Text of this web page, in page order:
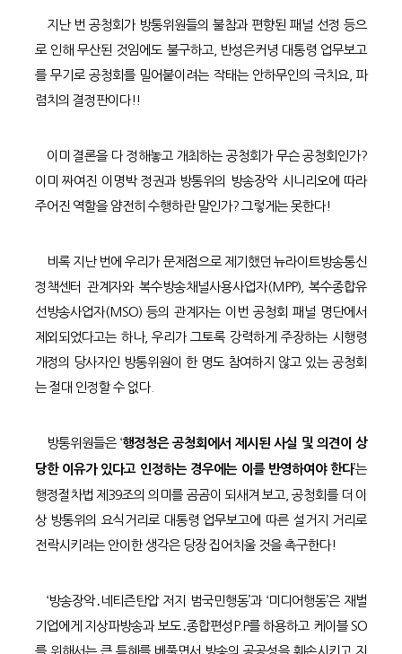
지난 번 공청회가 방통위원들의 불참과 편향된 패널 선정 등으
로 인해 무산된 것임에도 불구하고, 반성은커녕 대통령 업무보고
를 무기로 공청회를 밀어붙이려는 작태는 안하무인의 극치요, 파
렴치의 결정판이다!!
이미 결론을 다 정해놓고 개최하는 공청회가 무슨 공청회인가?
이미 짜여진 이명박 정권과 방통위의 방송장악 시니리오에 따라
주어진 역할을 얌전히 수행하란 말인가? 그렇게는 못한다!
비록 지난 번에 우리가 문제점으로 제기했던 뉴라이트방송통신
정책센터 관계자와 복수방송채널사용사업자(MPP), 복수종합유
선방송사업자(MSO) 등의 관계자는 이번 공청회 패널 명단에서
제외되었다고는 하나, 우리가 그토록 강력하게 주장하는 시행령
개정의 당사자인 방통위원이 한 명도 참여하지 않고 있는 공청회
는 절대 인정할 수 없다.
방통위원들은 ‘행정청은 공청회에서 제시된 사실 및 의견이 상
당한 이유가 있다고 인정하는 경우에는 이를 반영하여야 한다’는
행정절차법 제39조의 의미를 곰곰이 되새겨 보고, 공청회를 더 이
상 방통위의 요식거리로 대통령 업무보고에 따른 설거지 거리로
전락시키려는 안이한 생각은 당장 집어치울 것을 촉구한다!
‘방송장악․네티즌탄압 저지 범국민행동’과 ‘미디어행동’은 재벌
기업에게 지상파방송과 보도․종합편성P.P를 하용하고 케이블 SO
를 위해서는 큰 특혜를 베풀면서 방송의 공공성을 훼손시키고 지